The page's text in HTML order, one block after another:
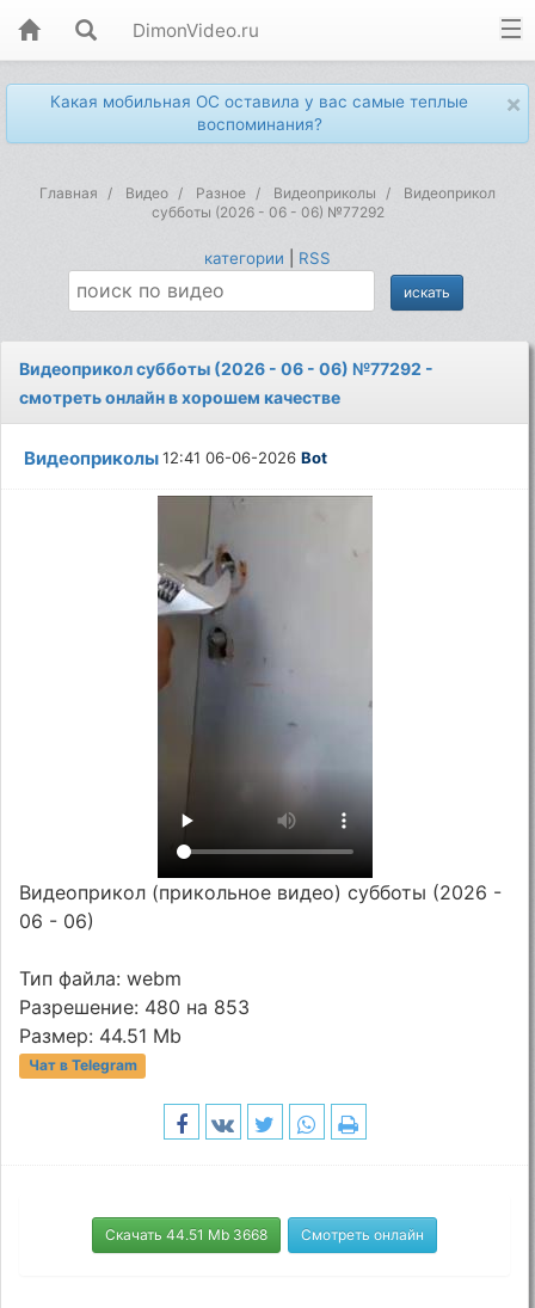
DimonVideo.ru
×
Какая мобильная ОС оставила у вас самые теплые
воспоминания?
Главная Видео Разное Видеоприколы
Видеоприкол
субботы (2026 - 06 - 06) №77292
категории RSS
Видеоприкол субботы (2026 - 06 - 06) №77292 -
смотреть онлайн в хорошем качестве
Видеоприколы12:41 06-06-2026Bot
Видеоприкол (прикольное видео) субботы (2026 -
06 - 06)
Тип файла: webm
Разрешение: 480 на 853
Размер: 44.51 Mb
Чат в Telegram
Скачать 44.51 Mb 3668 Смотреть онлайн